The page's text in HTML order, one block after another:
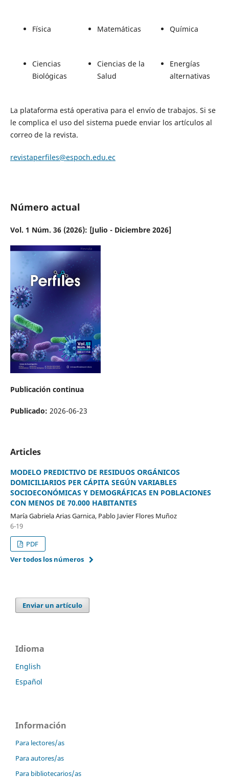
Física Matemáticas Química
Ciencias
Biológicas
Ciencias de la
Salud
Energías
alternativas
La plataforma está operativa para el envío de trabajos. Si se
le complica el uso del sistema puede enviar los artículos al
correo de la revista.
revistaperfiles@espoch.edu.ec
Número actual
Vol. 1 Núm. 36 (2026): [Julio - Diciembre 2026]
Publicación continua
Publicado: 2026-06-23
Articles
MODELO PREDICTIVO DE RESIDUOS ORGÁNICOS
DOMICILIARIOS PER CÁPITA SEGÚN VARIABLES
SOCIOECONÓMICAS Y DEMOGRÁFICAS EN POBLACIONES
CON MENOS DE 70.000 HABITANTES
María Gabriela Arias Garnica, Pablo Javier Flores Muñoz
6-19
PDF
Ver todos los números
Enviar un artículo
Idioma
English
Español
Información
Para lectores/as
Para autores/as
Para bibliotecarios/as